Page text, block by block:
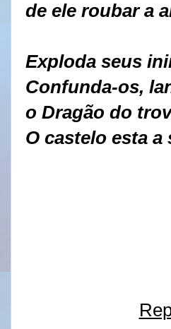
de ele roubar a
Exploda seus
Confunda-os,
o Dragão do
O castelo esta a